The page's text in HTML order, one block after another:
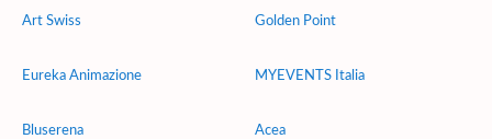
Art Swiss
Eureka Animazione
Bluserena
Golden Point
MYEVENTS Italia
Acea